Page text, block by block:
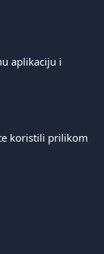
aplikaciju i
koristili prilikom